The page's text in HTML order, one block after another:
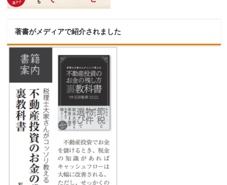
著書がメディアで紹介されました